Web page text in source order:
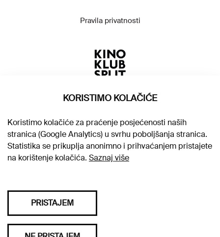
Pravila privatnosti
KORISTIMO KOLAČIĆE
Koristimo kolačiće za praćenje posjećenosti naših
stranica (Google Analytics) u svrhu poboljšanja stranica.
Statistika se prikuplja anonimno i prihvaćanjem pristajete
na korištenje kolačića. Saznaj više
PRISTAJEM